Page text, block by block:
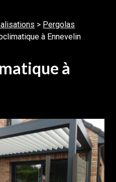
> Pergolas
à Ennevelin
à